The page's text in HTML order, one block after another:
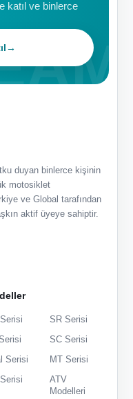
katıl ve binlerce
→
duyan binlerce kişinin
motosiklet
ve Global tarafından
aktif üyeye sahiptir.
SR Serisi
SC Serisi
Serisi
MT Serisi
ATV
Modelleri